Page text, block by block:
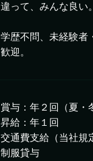
違って、みんな良い。
学歴不問、未経験者
歓迎。
賞与：年２回（夏・
昇給：年１回
交通費支給（当社規
制服貸与